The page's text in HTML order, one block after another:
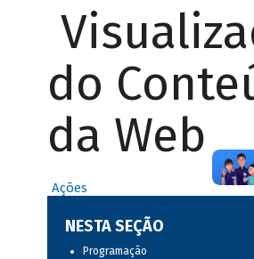
do
da Web
Ações
NESTA SEÇÃO
Programação